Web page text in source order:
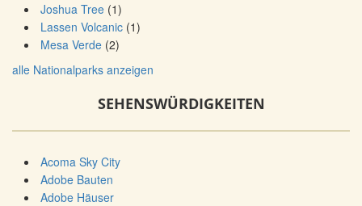
Joshua Tree (1)
Lassen Volcanic (1)
Mesa Verde (2)
alle Nationalparks anzeigen
SEHENSWÜRDIGKEITEN
Acoma Sky City
Adobe Bauten
Adobe Häuser